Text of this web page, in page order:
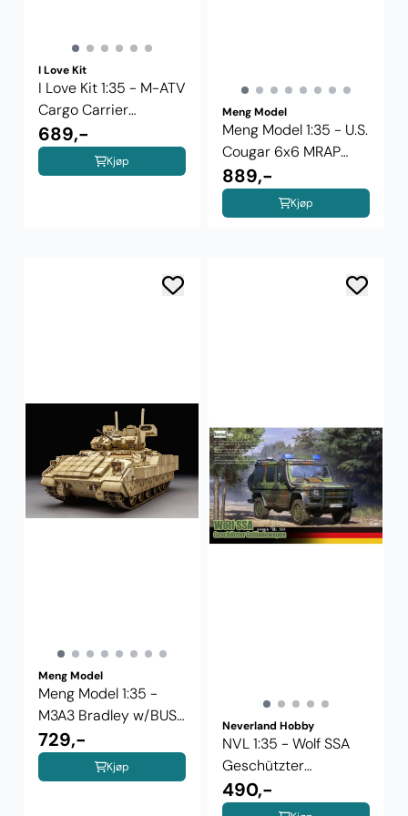
I Love Kit
I Love Kit 1:35 - M-ATV
Cargo Carrier
(63556)
689,-
Kjøp
Meng Model
Meng Model 1:35 - U.S.
Cougar 6x6 MRAP
Vehicle ...
889,-
Kjøp
Meng Model
Meng Model 1:35 -
M3A3 Bradley w/BUSK
III ...
729,-
Kjøp
Neverland Hobby
NVL 1:35 - Wolf SSA
Geschützter
Geländewagen ...
490,-